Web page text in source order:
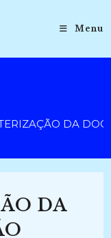
Menu
DA
DA